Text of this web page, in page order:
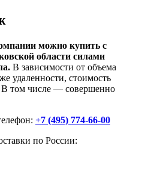
можно купить с
области силами
В зависимости от объема
удаленности, стоимость
В том числе — совершенно
+7 (495) 774-66-00
по России: